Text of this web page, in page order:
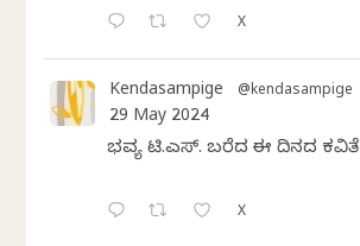
X
Kendasampige @kendasampige
29 May 2024
ಭವ್ಯ ಟಿ.ಎಸ್. ಬರೆದ ಈ ದಿನದ ಕವಿತೆ
X